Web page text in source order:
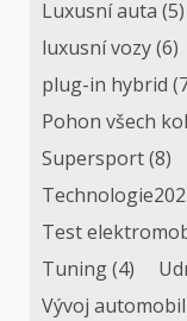
Luxusní auta (5)
luxusní vozy(6)
plug-in hybrid
Pohon všech kol
Supersport(8)
Test
Tuning(4)
Vývoj